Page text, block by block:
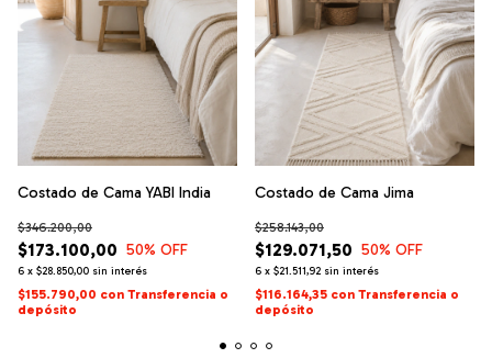
Costado de Cama YABI India
$173.100,00
$346.200,00
50% OFF
6 x $28.850,00 sin interés
$155.790,00 con Transferencia o
depósito
Costado de Cama Jima
$129.071,50
$258.143,00
50% OFF
6 x $21.511,92 sin interés
$116.164,35 con Transferencia o
depósito